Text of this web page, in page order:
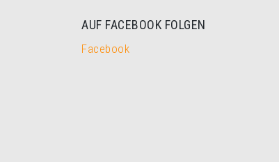
AUF FACEBOOK FOLGEN
Facebook